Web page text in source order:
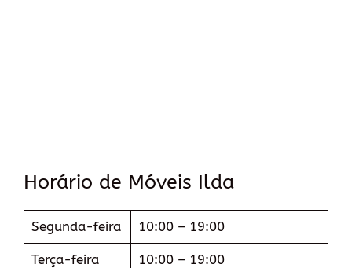
Horário de Móveis Ilda
Segunda-feira 10:00 – 19:00
Terça-feira 10:00 – 19:00